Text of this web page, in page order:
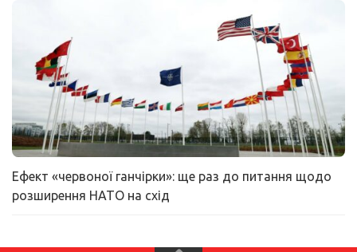
Ефект «червоної ганчірки»: ще раз до питання щодо
розширення НАТО на схід